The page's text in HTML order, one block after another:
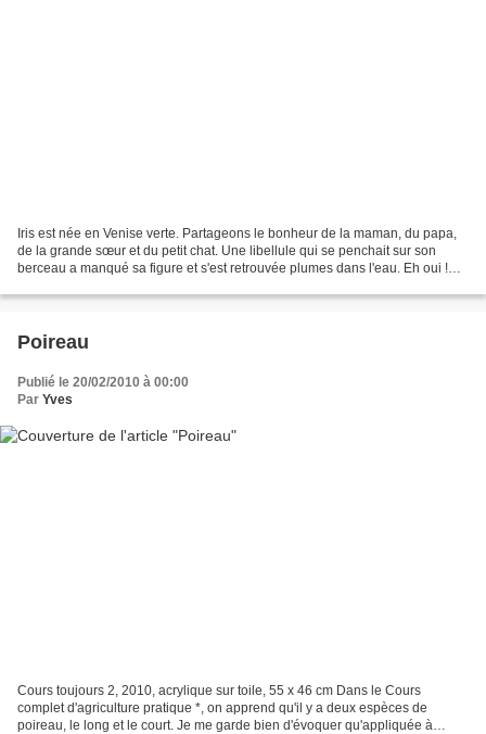
Iris est née en Venise verte. Partageons le bonheur de la maman, du papa,
de la grande sœur et du petit chat. Une libellule qui se penchait sur son
berceau a manqué sa figure et s'est retrouvée plumes dans l'eau. Eh oui !
Poireau
Publié le 20/02/2010 à 00:00
Par Yves
Cours toujours 2, 2010, acrylique sur toile, 55 x 46 cm Dans le Cours
complet d'agriculture pratique *, on apprend qu'il y a deux espèces de
poireau, le long et le court. Je me garde bien d'évoquer qu'appliquée à